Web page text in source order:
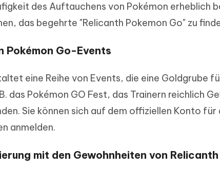
des Auftauchens von Pokémon erheblich
das begehrte "Relicanth Pokemon Go" zu
Pokémon Go-Events
eine Reihe von Events, die eine Goldgrube
das Pokémon GO Fest, das Trainern reichlich
Sie können sich auf dem offiziellen Konto für
anmelden.
mit den Gewohnheiten von Relicanth